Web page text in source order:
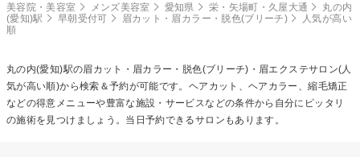
美容院・美容室 メンズ美容室 愛知県 栄・矢場町・久屋大通
丸の内
(愛知)駅
早朝受付可 眉カット・眉カラー・脱色(ブリーチ)
人気が高い
順
丸の内(愛知)駅の眉カット・眉カラー・脱色(ブリーチ)・眉エクステサロン(人
気が高い順)から検索＆予約が可能です。ヘアカット、ヘアカラー、縮毛矯正
などの得意メニューや豊富な施設・サービスなどの条件から自分にピッタリ
の施術を見つけましょう。当日予約できるサロンもあります。